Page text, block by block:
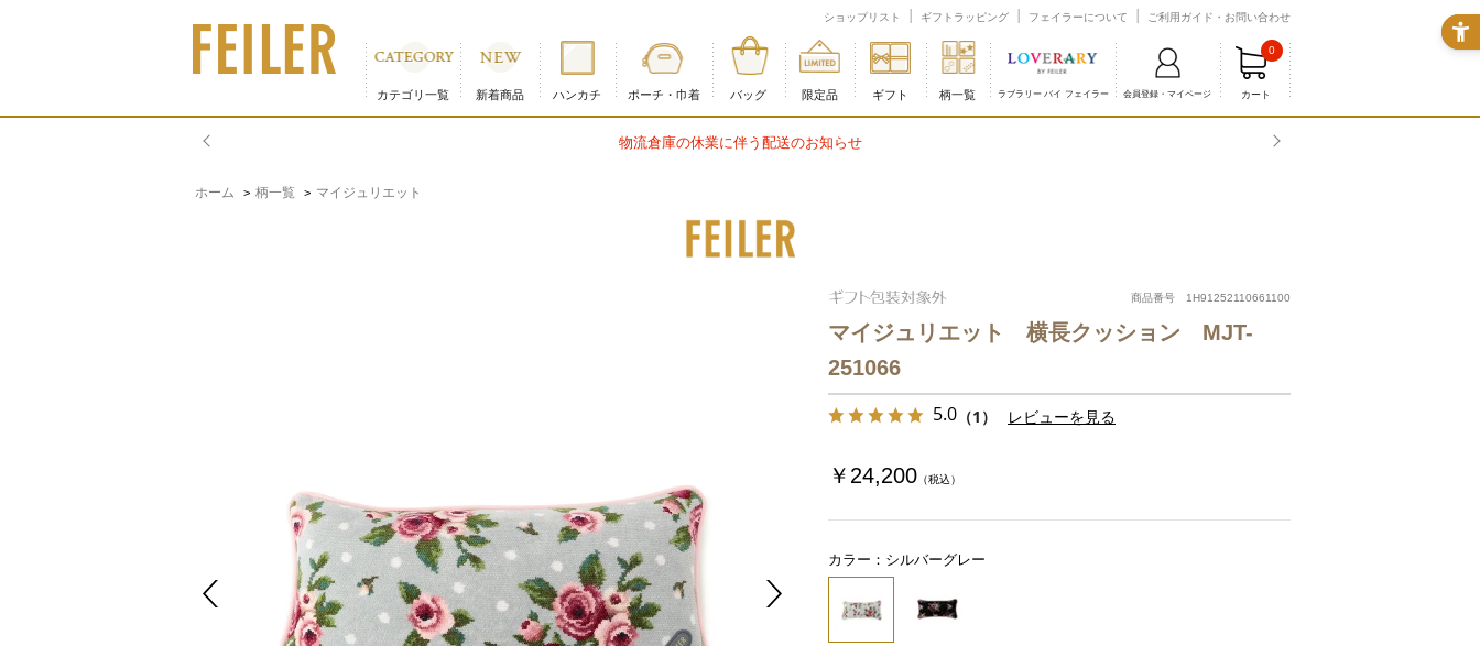
ショップリスト ギフトラッピング フェイラーについて ご利用ガイド・お問い合わせ
カテゴリ一覧 新着商品 ハンカチ ポーチ・巾着 バッグ 限定品 ギフト 柄一覧 ラブラリー バイ フェイラー 会員登録・マイページ カート
0
物流倉庫の休業に伴う配送のお知らせ
ホーム > 柄一覧 > マイジュリエット
商品番号 1H91252110661100
マイジュリエット 横長クッション MJT-
251066
5.0 （1） レビューを見る
￥24,200 （税込）
カラー：シルバーグレー